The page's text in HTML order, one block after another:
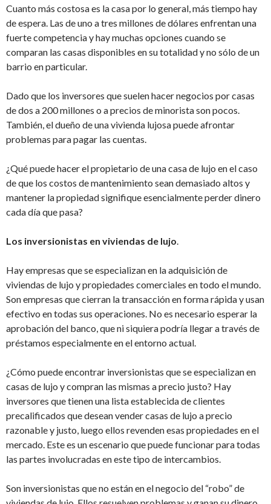
Cuanto más costosa es la casa por lo general, más tiempo hay
de espera. Las de uno a tres millones de dólares enfrentan una
fuerte competencia y hay muchas opciones cuando se
comparan las casas disponibles en su totalidad y no sólo de un
barrio en particular.
Dado que los inversores que suelen hacer negocios por casas
de dos a 200 millones o a precios de minorista son pocos.
También, el dueño de una vivienda lujosa puede afrontar
problemas para pagar las cuentas.
¿Qué puede hacer el propietario de una casa de lujo en el caso
de que los costos de mantenimiento sean demasiado altos y
mantener la propiedad signifique esencialmente perder dinero
cada día que pasa?
Los inversionistas en viviendas de lujo.
Hay empresas que se especializan en la adquisición de
viviendas de lujo y propiedades comerciales en todo el mundo.
Son empresas que cierran la transacción en forma rápida y usan
efectivo en todas sus operaciones. No es necesario esperar la
aprobación del banco, que ni siquiera podría llegar a través de
préstamos especialmente en el entorno actual.
¿Cómo puede encontrar inversionistas que se especializan en
casas de lujo y compran las mismas a precio justo? Hay
inversores que tienen una lista establecida de clientes
precalificados que desean vender casas de lujo a precio
razonable y justo, luego ellos revenden esas propiedades en el
mercado. Este es un escenario que puede funcionar para todas
las partes involucradas en este tipo de intercambios.
Son inversionistas que no están en el negocio del “robo” de